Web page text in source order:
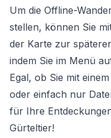
Um die Offline-
stellen, können Sie
der Karte zur
indem Sie im Menü
Egal, ob Sie mit
oder einfach nur
für Ihre
Gürteltier!